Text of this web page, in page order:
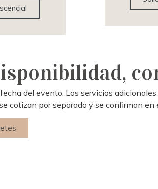
del evento. Los servicios
cotizan por separado y se confirman en